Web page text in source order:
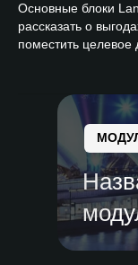
Основные блоки
рассказать о
поместить целевое